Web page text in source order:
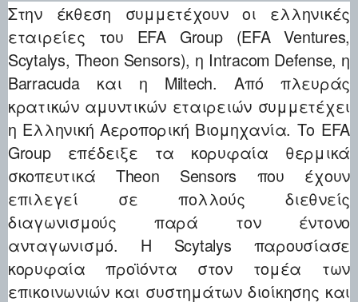
Στην έκθεση συμμετέχουν οι ελληνικές
εταιρείες του EFA Group (EFA Ventures,
Scytalys, Theon Sensors), η Intracom Defense, η
Barracuda και η Miltech. Από πλευράς
κρατικών αμυντικών εταιρειών συμμετέχει
η Ελληνική Αεροπορική Βιομηχανία. Το EFA
Group επέδειξε τα κορυφαία θερμικά
σκοπευτικά Theon Sensors που έχουν
επιλεγεί σε πολλούς διεθνείς
διαγωνισμούς παρά τον έντονο
ανταγωνισμό. Η Scytalys παρουσίασε
κορυφαία προϊόντα στον τομέα των
επικοινωνιών και συστημάτων διοίκησης και